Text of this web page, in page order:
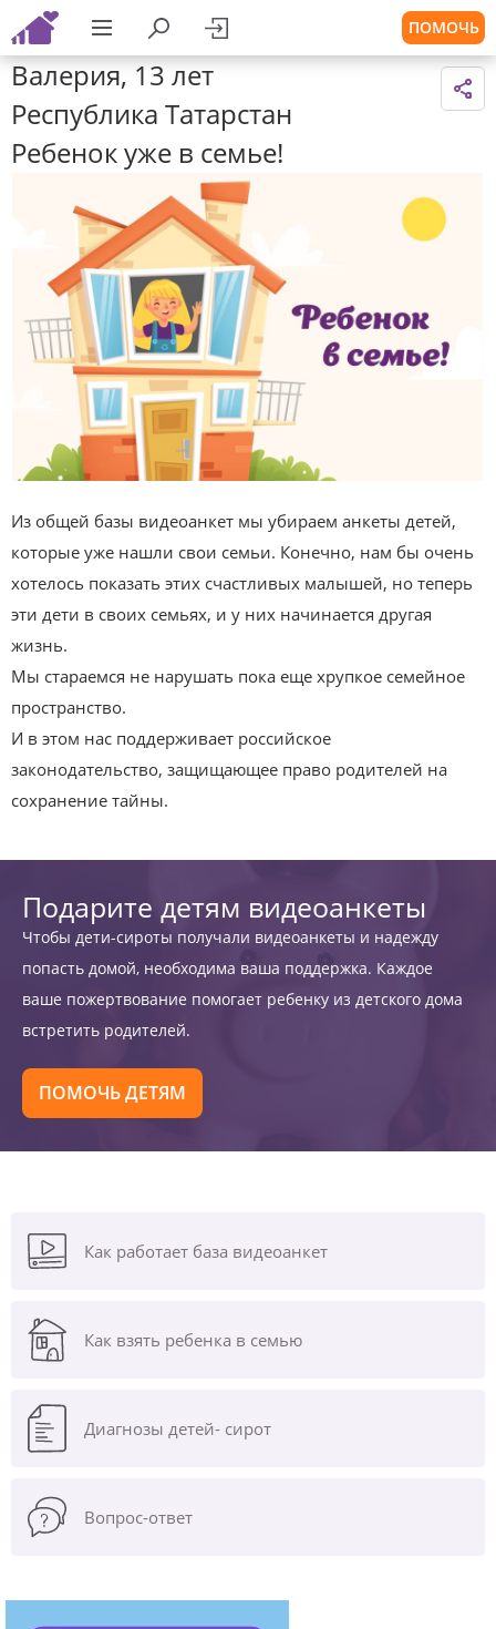
ПОМОЧЬ
Валерия, 13 лет
Республика Татарстан
Ребенок уже в семье!
Из общей базы видеоанкет мы убираем анкеты детей,
которые уже нашли свои семьи. Конечно, нам бы очень
хотелось показать этих счастливых малышей, но теперь
эти дети в своих семьях, и у них начинается другая
жизнь.
Мы стараемся не нарушать пока еще хрупкое семейное
пространство.
И в этом нас поддерживает российское
законодательство, защищающее право родителей на
сохранение тайны.
Подарите детям видеоанкеты
Чтобы дети-сироты получали видеоанкеты и надежду
попасть домой, необходима ваша поддержка. Каждое
ваше пожертвование помогает ребенку из детского дома
встретить родителей.
ПОМОЧЬ ДЕТЯМ
Как работает база видеоанкет
Как взять ребенка в семью
Диагнозы детей- сирот
Вопрос-ответ